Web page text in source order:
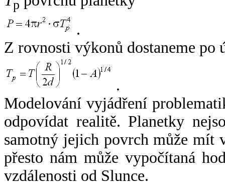
p
.
Z rovnosti výkonů dostaneme po
.
Modelování vyjádření
odpovídat realitě. Planetky
samotný jejich povrch může mít
přesto nám může vypočítaná
vzdálenosti od Slunce.